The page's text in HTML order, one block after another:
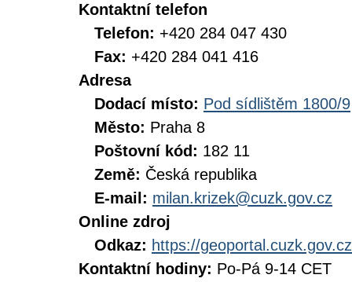
Kontaktní telefon
Telefon: +420 284 047 430
Fax: +420 284 041 416
Adresa
Dodací místo: Pod sídlištěm 1800/9
Město: Praha 8
Poštovní kód: 182 11
Země: Česká republika
E-mail: milan.krizek@cuzk.gov.cz
Online zdroj
Odkaz: https://geoportal.cuzk.gov.cz
Kontaktní hodiny: Po-Pá 9-14 CET